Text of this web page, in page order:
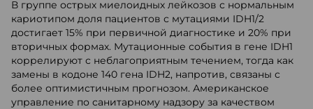
В группе острых миелоидных лейкозов с нормальным
кариотипом доля пациентов с мутациями IDH1/2
достигает 15% при первичной диагностике и 20% при
вторичных формах. Мутационные события в гене IDH1
коррелируют с неблагоприятным течением, тогда как
замены в кодоне 140 гена IDH2, напротив, связаны с
более оптимистичным прогнозом. Американское
управление по санитарному надзору за качеством